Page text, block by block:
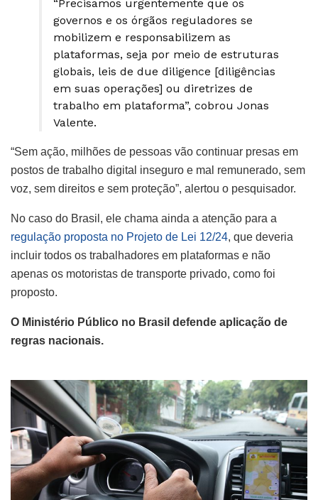
“Precisamos urgentemente que os
governos e os órgãos reguladores se
mobilizem e responsabilizem as
plataformas, seja por meio de estruturas
globais, leis de due diligence [diligências
em suas operações] ou diretrizes de
trabalho em plataforma”, cobrou Jonas
Valente.
“Sem ação, milhões de pessoas vão continuar presas em
postos de trabalho digital inseguro e mal remunerado, sem
voz, sem direitos e sem proteção”, alertou o pesquisador.
No caso do Brasil, ele chama ainda a atenção para a
regulação proposta no Projeto de Lei 12/24, que deveria
incluir todos os trabalhadores em plataformas e não
apenas os motoristas de transporte privado, como foi
proposto.
O Ministério Público no Brasil defende aplicação de
regras nacionais.